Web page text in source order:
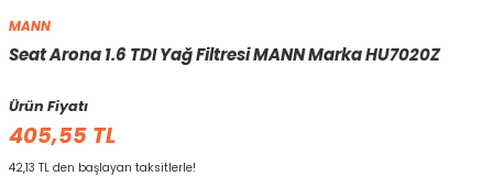
MANN
Seat Arona 1.6 TDI Yağ Filtresi MANN Marka HU7020Z
Ürün Fiyatı
405,55 TL
42,13 TL den başlayan taksitlerle!